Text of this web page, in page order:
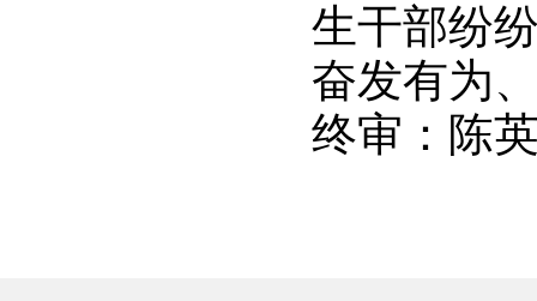
生干部纷
奋发有为
终审：陈